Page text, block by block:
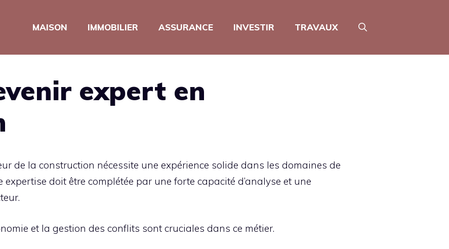
MAISON IMMOBILIER ASSURANCE INVESTIR TRAVAUX
expert en
de la construction nécessite une expérience solide dans les domaines de
expertise doit être complétée par une forte capacité d’analyse et une
et la gestion des conflits sont cruciales dans ce métier.